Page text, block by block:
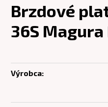
Brzdové
36S
Výrobca: